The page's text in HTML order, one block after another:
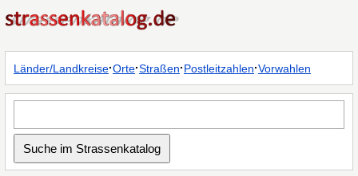
Länder/Landkreise·Orte·Straßen·Postleitzahlen·Vorwahlen